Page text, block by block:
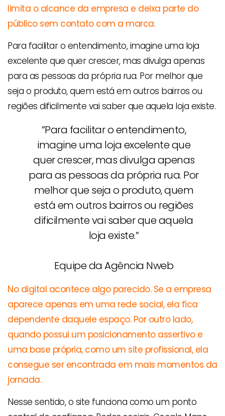
limita o alcance da empresa e deixa parte do
público sem contato com a marca.
Para facilitar o entendimento, imagine uma loja
excelente que quer crescer, mas divulga apenas
para as pessoas da própria rua. Por melhor que
seja o produto, quem está em outros bairros ou
regiões dificilmente vai saber que aquela loja existe.
”Para facilitar o entendimento,
imagine uma loja excelente que
quer crescer, mas divulga apenas
para as pessoas da própria rua. Por
melhor que seja o produto, quem
está em outros bairros ou regiões
dificilmente vai saber que aquela
loja existe.”
Equipe da Agência Nweb
No digital acontece algo parecido. Se a empresa
aparece apenas em uma rede social, ela fica
dependente daquele espaço. Por outro lado,
quando possui um posicionamento assertivo e
uma base própria, como um site profissional, ela
consegue ser encontrada em mais momentos da
jornada.
Nesse sentido, o site funciona como um ponto